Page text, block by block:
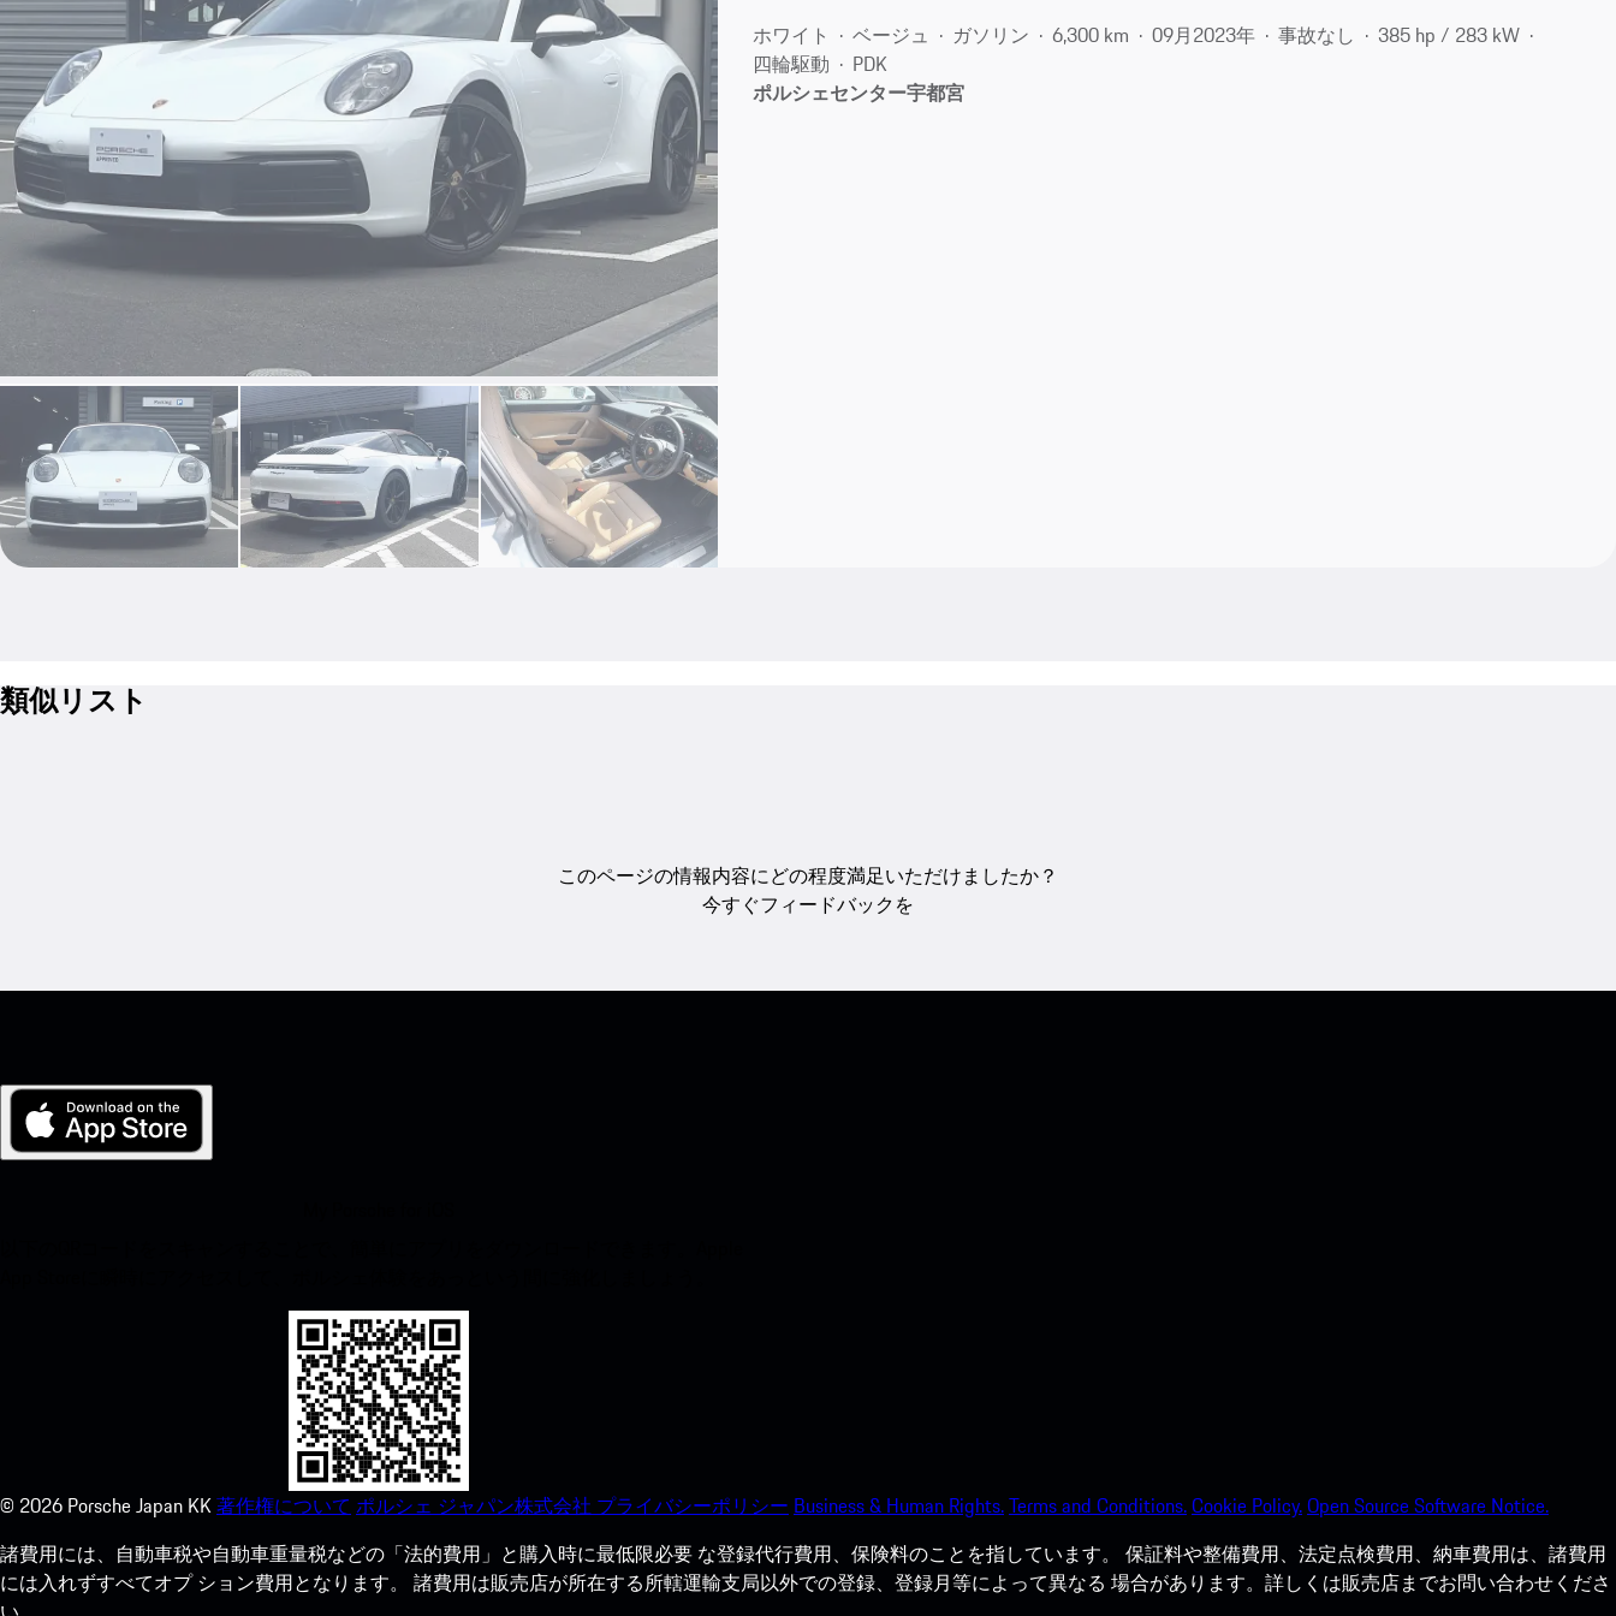
ホワイト ベージュ ガソリン 6,300 km 09月​2023年 事故なし
385 hp / 283 kW
四輪駆動
PDK
ポルシェセンター宇都宮
類似リスト
このページの情報内容にどの程度満足いただけましたか？
今すぐフィードバックを
© 2026 Porsche Japan KK著作権について ポルシェ ジャパン株式会社 プライバシーポリシー Business & Human Rights.Terms and Conditions.Cookie Policy.Open Source Software Notice.
諸費用には、自動車税や自動車重量税などの「法的費用」と購入時に最低限必要 な登録代行費用、保険料のことを指しています。 保証料や整備費用、法定点検費用、納車費用は、諸費用
には入れずすべてオプ ション費用となります。 諸費用は販売店が所在する所轄運輸支局以外での登録、登録月等によって異なる 場合があります。詳しくは販売店までお問い合わせくださ